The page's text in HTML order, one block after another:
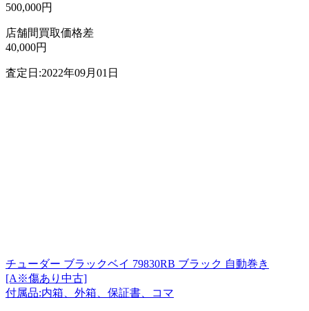
500,000円
店舗間買取価格差
40,000円
査定日:2022年09月01日
チューダー ブラックベイ 79830RB ブラック 自動巻き
[A※傷あり中古]
付属品:内箱、外箱、保証書、コマ